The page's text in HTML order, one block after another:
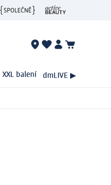
XXL balení dmLIVE ▶